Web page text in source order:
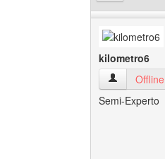
kilometro6
kilometro6
Offline
Semi-Experto